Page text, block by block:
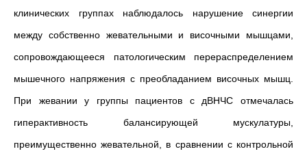
клинических группах наблюдалось нарушение синергии
между собственно жевательными и височными мышцами,
сопровождающееся патологическим перераспределением
мышечного напряжения с преобладанием височных мышц.
При жевании у группы пациентов с дВНЧС отмечалась
гиперактивность балансирующей мускулатуры,
преимущественно жевательной, в сравнении с контрольной